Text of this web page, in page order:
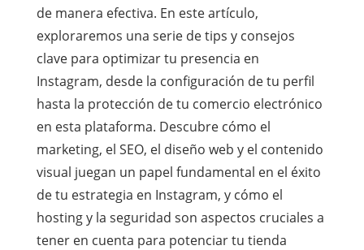
de manera efectiva. En este artículo,
exploraremos una serie de tips y consejos
clave para optimizar tu presencia en
Instagram, desde la configuración de tu perfil
hasta la protección de tu comercio electrónico
en esta plataforma. Descubre cómo el
marketing, el SEO, el diseño web y el contenido
visual juegan un papel fundamental en el éxito
de tu estrategia en Instagram, y cómo el
hosting y la seguridad son aspectos cruciales a
tener en cuenta para potenciar tu tienda